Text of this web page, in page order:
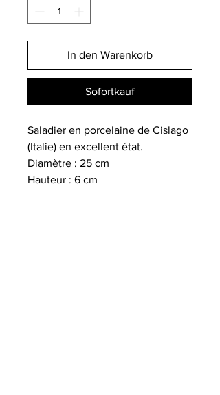
In den Warenkorb
Sofortkauf
Saladier en porcelaine de Cislago
(Italie) en excellent état.
Diamètre : 25 cm
Hauteur : 6 cm